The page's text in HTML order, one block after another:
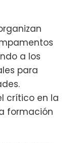
a los
para
crítico en la
formación